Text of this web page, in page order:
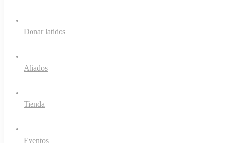
Donar latidos
Aliados
Tienda
Eventos